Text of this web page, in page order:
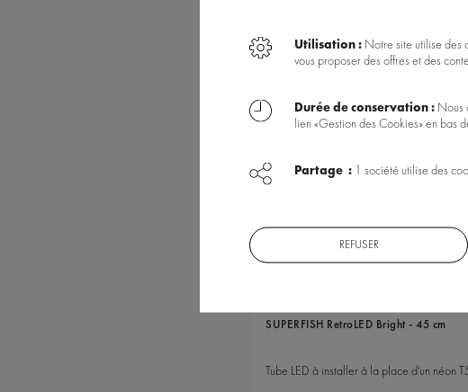
Utilisation : Notre site utilise des
vous proposer des offres et des
Durée de conservation : Nous
lien «Gestion des Cookies» en bas
Partage : 1 société utilise des
REFUSER
SUPERFISH RetroLED Bright - 45 cm